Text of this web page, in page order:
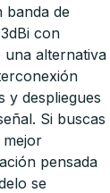
banda de
con
una alternativa
y despliegues
Si buscas
pensada
se